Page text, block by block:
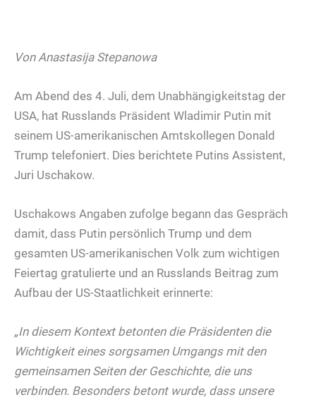
Von Anastasija Stepanowa
Am Abend des 4. Juli, dem Unabhängigkeitstag der
USA, hat Russlands Präsident Wladimir Putin mit
seinem US-amerikanischen Amtskollegen Donald
Trump telefoniert. Dies berichtete Putins Assistent,
Juri Uschakow.
Uschakows Angaben zufolge begann das Gespräch
damit, dass Putin persönlich Trump und dem
gesamten US-amerikanischen Volk zum wichtigen
Feiertag gratulierte und an Russlands Beitrag zum
Aufbau der US-Staatlichkeit erinnerte:
„In diesem Kontext betonten die Präsidenten die
Wichtigkeit eines sorgsamen Umgangs mit den
gemeinsamen Seiten der Geschichte, die uns
verbinden. Besonders betont wurde, dass unsere